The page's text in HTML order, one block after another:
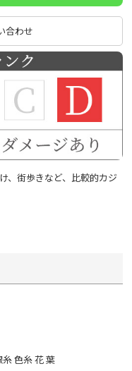
合わせ
、街歩きなど、比較的カジ
糸 色糸 花 葉